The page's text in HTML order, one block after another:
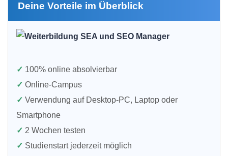
Deine Vorteile im Überblick
✓ 100% online absolvierbar
✓ Online-Campus
✓ Verwendung auf Desktop-PC, Laptop oder
Smartphone
✓ 2 Wochen testen
✓ Studienstart jederzeit möglich